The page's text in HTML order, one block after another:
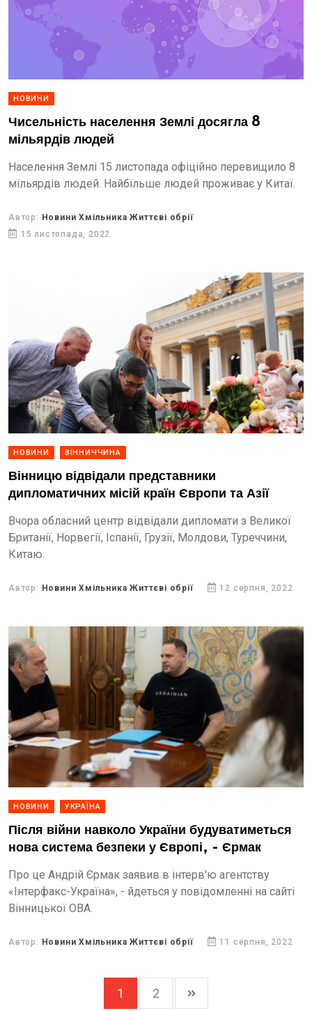
НОВИНИ
Чисельність населення Землі досягла 8
мільярдів людей
Населення Землі 15 листопада офіційно перевищило 8
мільярдів людей. Найбільше людей проживає у Китаї.
Автор: Новини Хмільника Життєві обрії
15 листопада, 2022
НОВИНИ ВІННИЧЧИНА
Вінницю відвідали представники
дипломатичних місій країн Європи та Азії
Вчора обласний центр відвідали дипломати з Великої
Британії, Норвегії, Іспанії, Грузії, Молдови, Туреччини,
Китаю.
Автор: Новини Хмільника Життєві обрії 12 серпня, 2022
НОВИНИ УКРАЇНА
Після війни навколо України будуватиметься
нова система безпеки у Європі, - Єрмак
Про це Андрій Єрмак заявив в інтерв'ю агентству
«Інтерфакс-Україна», - йдеться у повідомленні на сайті
Вінницької ОВА.
Автор: Новини Хмільника Життєві обрії 11 серпня, 2022
1 2